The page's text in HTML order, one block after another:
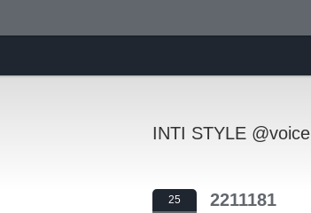
INTI STYLE @voice
25
2211181